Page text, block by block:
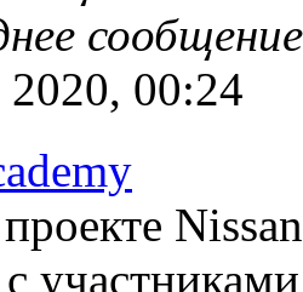
сообщение
2020, 00:24